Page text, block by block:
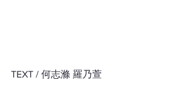
TEXT / 何志滌 羅乃萱